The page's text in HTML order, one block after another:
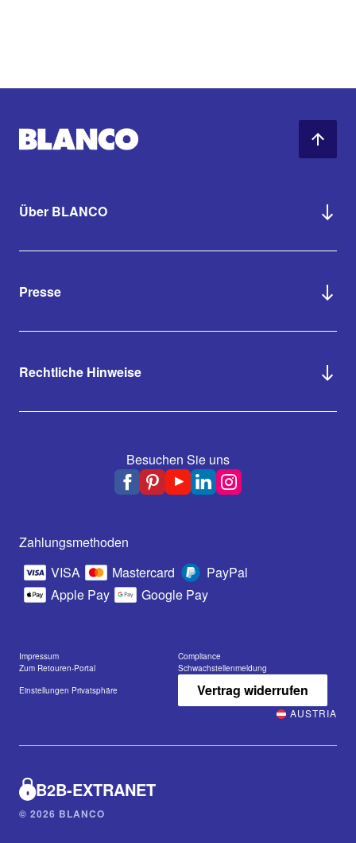
Über BLANCO
Presse
Rechtliche Hinweise
Besuchen Sie uns
Zahlungsmethoden
VISA
Mastercard
PayPal
Apple Pay
Google Pay
Impressum
Compliance
Zum Retouren-Portal
Schwachstellenmeldung
Einstellungen Privatsphäre
Vertrag widerrufen
AUSTRIA
B2B-EXTRANET
© 2026 BLANCO